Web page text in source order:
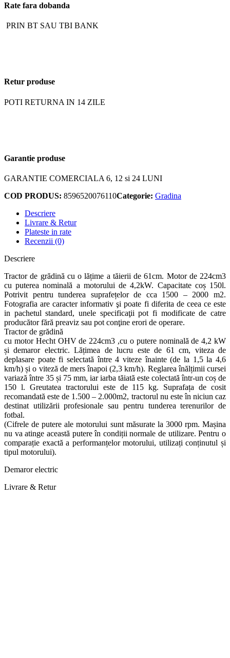
Rate fara dobanda
PRIN BT SAU TBI BANK
Retur produse
POTI RETURNA IN 14 ZILE
Garantie produse
GARANTIE COMERCIALA 6, 12 si 24 LUNI
COD PRODUS: 8596520076110Categorie: Gradina
Descriere
Livrare & Retur
Plateste in rate
Recenzii (0)
Descriere
Tractor de grădină cu o lățime a tăierii de 61cm. Motor de 224cm3
cu puterea nominală a motorului de 4,2kW. Capacitate coș 150l.
Potrivit pentru tunderea suprafețelor de cca 1500 – 2000 m2.
Fotografia are caracter informativ şi poate fi diferita de ceea ce este
in pachetul standard, unele specificaţii pot fi modificate de catre
producător fără preaviz sau pot conţine erori de operare.
Tractor de grădină
cu motor Hecht OHV de 224cm3 ,cu o putere nominală de 4,2 kW
și demaror electric. Lățimea de lucru este de 61 cm, viteza de
deplasare poate fi selectată între 4 viteze înainte (de la 1,5 la 4,6
km/h) și o viteză de mers înapoi (2,3 km/h). Reglarea înălțimii cursei
variază între 35 și 75 mm, iar iarba tăiată este colectată într-un coș de
150 l. Greutatea tractorului este de 115 kg. Suprafața de cosit
recomandată este de 1.500 – 2.000m2, tractorul nu este în niciun caz
destinat utilizării profesionale sau pentru tunderea terenurilor de
fotbal.
(Cifrele de putere ale motorului sunt măsurate la 3000 rpm. Mașina
nu va atinge această putere în condiții normale de utilizare. Pentru o
comparație exactă a performanțelor motorului, utilizați conținutul și
tipul motorului).
Demaror electric
Livrare & Retur